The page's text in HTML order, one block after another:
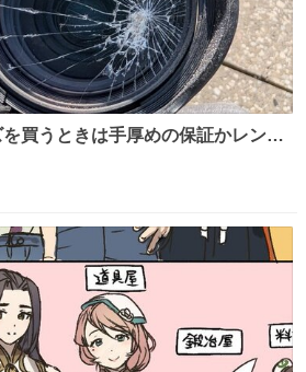
買うときは手厚めの保証かレンズ
と付けておくんだぞ、お兄さんと